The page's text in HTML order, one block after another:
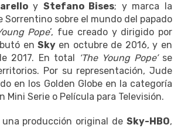
y Stefano Bises; y marca la
Sorrentino sobre el mundo del papado
Pope’, fue creado y dirigido por
enSky en octubre de 2016, y en
2017. En total ‘The Young Pope’se
Por su representación, Jude
en los Golden Globe en la categoría
Mini Serie o Película para Televisión.
una producción original deSky-HBO,